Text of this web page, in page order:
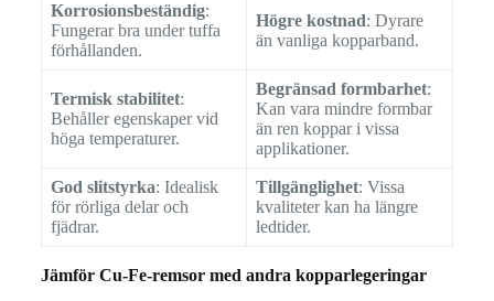
Korrosionsbeständig:
Fungerar bra under tuffa
förhållanden.
Högre kostnad: Dyrare
än vanliga kopparband.
Termisk stabilitet:
Behåller egenskaper vid
höga temperaturer.
Begränsad formbarhet:
Kan vara mindre formbar
än ren koppar i vissa
applikationer.
God slitstyrka: Idealisk
för rörliga delar och
fjädrar.
Tillgänglighet: Vissa
kvaliteter kan ha längre
ledtider.
Jämför Cu-Fe-remsor med andra kopparlegeringar